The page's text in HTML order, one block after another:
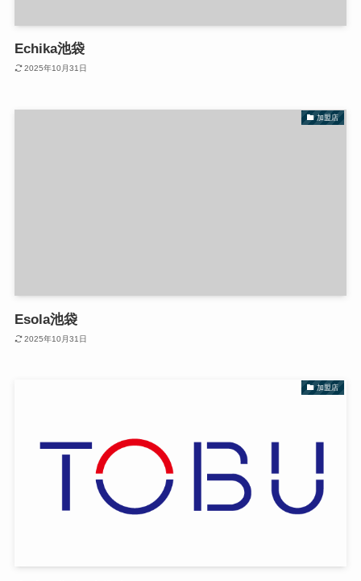
Echika池袋
2025年10月31日
加盟店
Esola池袋
2025年10月31日
加盟店